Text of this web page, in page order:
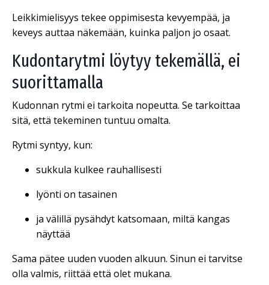
Leikkimielisyys tekee oppimisesta kevyempää, ja
keveys auttaa näkemään, kuinka paljon jo osaat.
Kudontarytmi löytyy tekemällä, ei
suorittamalla
Kudonnan rytmi ei tarkoita nopeutta. Se tarkoittaa
sitä, että tekeminen tuntuu omalta.
Rytmi syntyy, kun:
sukkula kulkee rauhallisesti
lyönti on tasainen
ja välillä pysähdyt katsomaan, miltä kangas
näyttää
Sama pätee uuden vuoden alkuun. Sinun ei tarvitse
olla valmis, riittää että olet mukana.